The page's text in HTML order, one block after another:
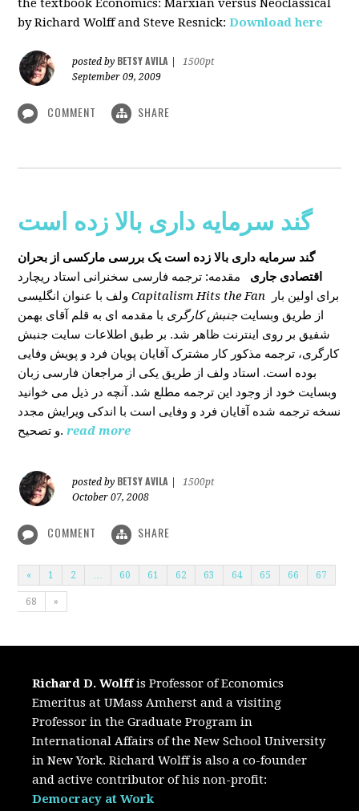
the textbook Economics: Marxian versus Neoclassical
by Richard Wolff and Steve Resnick:Download here
posted by BETSY AVILA
1500pt
September 09, 2009
COMMENT SHARE
گند سرمایه داری بالا زده است
گند سرمایه داری بالا زده است یک بررسی مارکسی از بحران
اقتصادی جاری
مقدمه: ترجمه فارسی سخنرانی استاد ریچارد
ولف با عنوان انگلیسیCapitalism Hits the Fan
از طریق وبسایتجنبش کارگری با مقدمه ای به قلم آقای بهمن
شفیق بر روی اینترنت ظاهر شد. بر طبق اطلاعات سایت جنبش
کارگری، ترجمه مذکور کار مشترک آقایان پویان فرد و پویش وفایی
بوده است. استاد ولف از طریق یکی از مراجعان فارسی زبان
وبسایت خود از وجود این ترجمه مطلع شد. آنچه در ذیل می خوانید
نسخه ترجمه شده آقایان فرد و وفایی است با اندکی ویرایش مجدد
و تصحیح. read more
posted by BETSY AVILA
1500pt
October 07, 2008
COMMENT SHARE
« 1 2 60 61 62 63 64 65 66 67
68 »
Richard D. Wolffis Professor of Economics
Emeritus at UMass Amherst and a visiting
Professor in the Graduate Program in
International Affairs of the New School University
in New York. Richard Wolff is also a co-founder
and active contributor of his non-profit:
Democracy at Work